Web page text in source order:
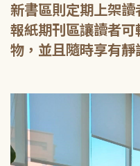
新書區則定期上架讀
報紙期刊區讓讀者
物，並且隨時享有靜